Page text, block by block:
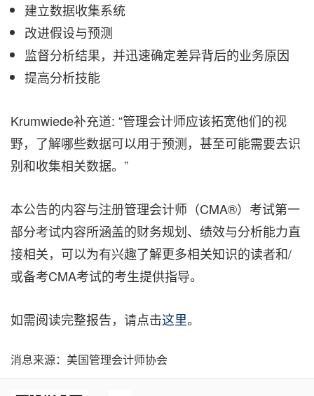
建立数据收集系统
改进假设与预测
监督分析结果，并迅速确定差异背后的业务原因
提高分析技能
Krumwiede补充道: “管理会计师应该拓宽他们的视
野，了解哪些数据可以用于预测，甚至可能需要去识
别和收集相关数据。”
本公告的内容与注册管理会计师（CMA®）考试第一
部分考试内容所涵盖的财务规划、绩效与分析能力直
接相关，可以为有兴趣了解更多相关知识的读者和/
或备考CMA考试的考生提供指导。
如需阅读完整报告，请点击这里。
消息来源：美国管理会计师协会